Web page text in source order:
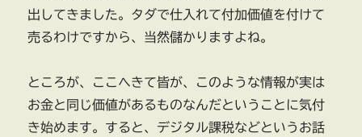
出してきました。タダで仕入れて付加価値を付けて
売るわけですから、当然儲かりますよね。
ところが、ここへきて皆が、このような情報が実は
お金と同じ価値があるものなんだということに気付
き始めます。すると、デジタル課税などというお話